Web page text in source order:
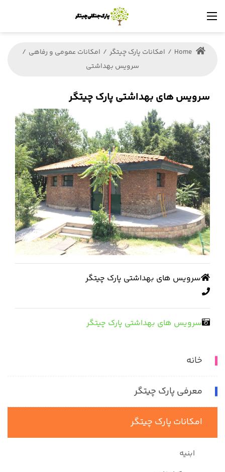
/ امکانات پارک چیتگر / امکانات عمومی و رفاهی /
سرویس بهداشتی
سرویس های بهداشتی پارک چیتگر
سرویس های بهداشتی پارک چیتگر
سرویس های بهداشتی پارک چیتگر
خانه
معرفی پارک چیتگر
امکانات پارک چیتگر
ابنیه